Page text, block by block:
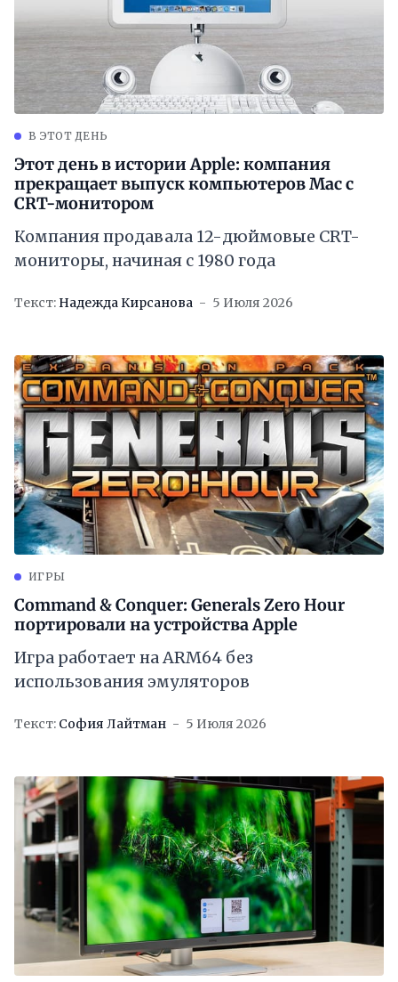
В ЭТОТ ДЕНЬ
Этот день в истории Apple: компания
прекращает выпуск компьютеров Mac с
CRT-монитором
Компания продавала 12-дюймовые CRT-
мониторы, начиная с 1980 года
Текст: Надежда Кирсанова 5 Июля 2026
ИГРЫ
Command & Conquer: Generals Zero Hour
портировали на устройства Apple
Игра работает на ARM64 без
использования эмуляторов
Текст: София Лайтман 5 Июля 2026